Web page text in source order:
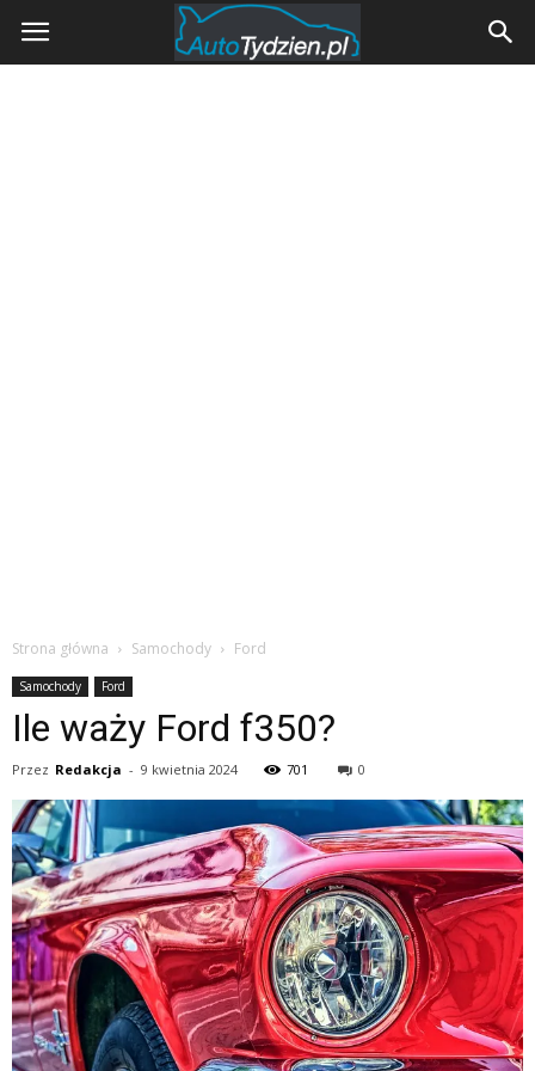
AutoTydzien.pl
Strona główna Samochody Ford
Samochody Ford
Ile waży Ford f350?
Przez Redakcja - 9 kwietnia 2024 701 0